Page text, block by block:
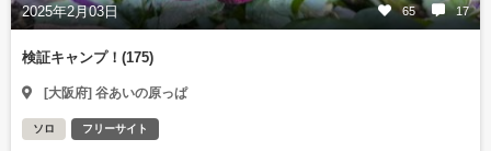
2025年2月03日 65 17
検証キャンプ！(175)
[大阪府] 谷あいの原っぱ
ソロ フリーサイト